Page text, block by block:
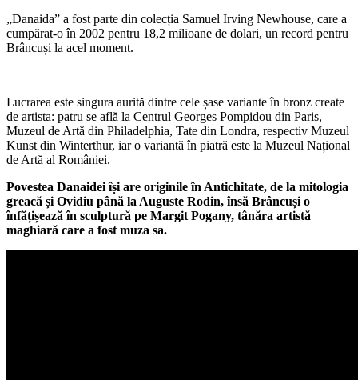
„Danaida” a fost parte din colecția Samuel Irving Newhouse, care a
cumpărat-o în 2002 pentru 18,2 milioane de dolari, un record pentru
Brâncuși la acel moment.
Lucrarea este singura aurită dintre cele șase variante în bronz create
de artista: patru se află la Centrul Georges Pompidou din Paris,
Muzeul de Artă din Philadelphia, Tate din Londra, respectiv Muzeul
Kunst din Winterthur, iar o variantă în piatră este la Muzeul Național
de Artă al României.
Povestea Danaidei își are originile în Antichitate, de la mitologia
greacă și Ovidiu până la Auguste Rodin, însă Brâncuși o
înfățișează în sculptură pe Margit Pogany, tânăra artistă
maghiară care a fost muza sa.